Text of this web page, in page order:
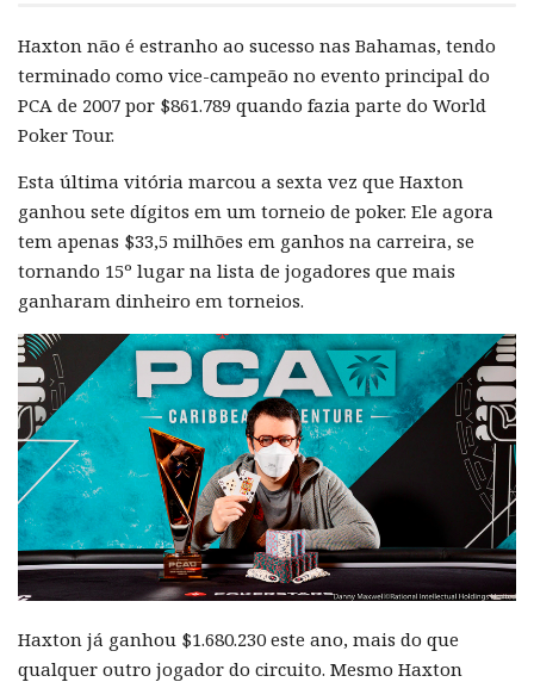
Haxton não é estranho ao sucesso nas Bahamas, tendo
terminado como vice-campeão no evento principal do
PCA de 2007 por $861.789 quando fazia parte do World
Poker Tour.
Esta última vitória marcou a sexta vez que Haxton
ganhou sete dígitos em um torneio de poker. Ele agora
tem apenas $33,5 milhões em ganhos na carreira, se
tornando 15º lugar na lista de jogadores que mais
ganharam dinheiro em torneios.
Haxton já ganhou $1.680.230 este ano, mais do que
qualquer outro jogador do circuito. Mesmo Haxton